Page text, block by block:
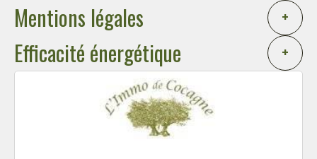
Mentions légales +
Efficacité énergétique +